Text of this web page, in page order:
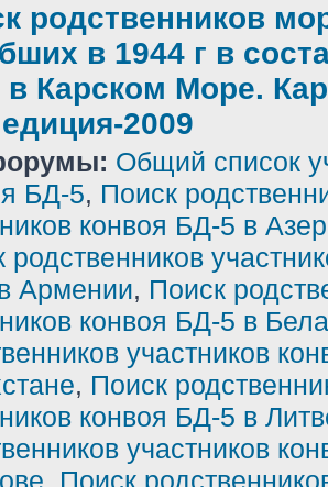
родственников
в 1944 г в
Карском Море.
2009
Общий список
БД-5, Поиск
конвоя БД-5 в
родственников
Армении, Поиск
конвоя БД-5 в
участников
, Поиск
конвоя БД-5 в
участников
, Поиск